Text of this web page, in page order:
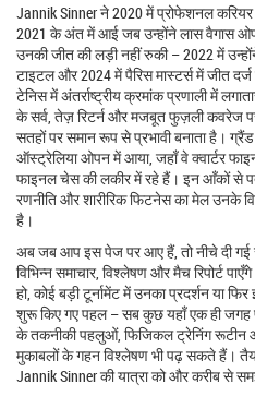
Jannik Sinner ने 2020 में प्रोफेशनल
2021 के अंत में आई जब उन्होंने लास वैगास
उनकी जीत की लड़ी नहीं रुकी – 2022 में
टाइटल और 2024 में पैरिस मास्टर्स में जीत
टेनिस में अंतर्राष्ट्रीय क्रमांक प्रणालीमें
के सर्व, तेज़ रिटर्न और मजबूत फुज़ली कवरेज
सतहों पर समान रूप से प्रभावी बनाता है।
ऑस्ट्रेलिया ओपन में आया, जहाँ वे क्वार्टर
फाइनल चेस की लकीर में रहे हैं। इन आँकों से
रणनीति और शारीरिक फिटनेस का मेलउनके
है।
अब जब आप इस पेज पर आए हैं, तो नीचे दी
विभिन्न समाचार, विश्लेषण और मैच रिपोर्ट
हो, कोई बड़ी टूर्नामेंट में उनका प्रदर्शन या
शुरू किए गए पहल – सब कुछ यहाँ एक ही
के तकनीकी पहलुओं, फिजिकल ट्रेनिंग रूटीन और
मुकाबलों के गहन विश्लेषण भी पढ़ सकते हैं।
Jannik Sinner की यात्रा को और करीब से